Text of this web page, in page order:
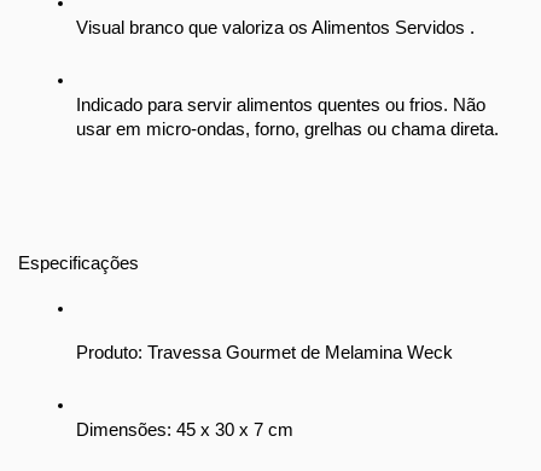
Visual branco que valoriza os Alimentos Servidos .
Indicado para servir alimentos quentes ou frios. Não
usar em micro-ondas, forno, grelhas ou chama direta.
Especificações
Produto: Travessa Gourmet de Melamina Weck
Dimensões: 45 x 30 x 7 cm